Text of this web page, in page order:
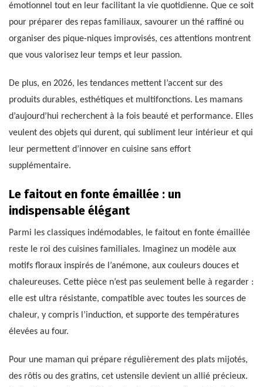
émotionnel tout en leur facilitant la vie quotidienne. Que ce soit
pour préparer des repas familiaux, savourer un thé raffiné ou
organiser des pique-niques improvisés, ces attentions montrent
que vous valorisez leur temps et leur passion.
De plus, en 2026, les tendances mettent l’accent sur des
produits durables, esthétiques et multifonctions. Les mamans
d’aujourd’hui recherchent à la fois beauté et performance. Elles
veulent des objets qui durent, qui subliment leur intérieur et qui
leur permettent d’innover en cuisine sans effort
supplémentaire.
Le faitout en fonte émaillée : un
indispensable élégant
Parmi les classiques indémodables, le faitout en fonte émaillée
reste le roi des cuisines familiales. Imaginez un modèle aux
motifs floraux inspirés de l’anémone, aux couleurs douces et
chaleureuses. Cette pièce n’est pas seulement belle à regarder :
elle est ultra résistante, compatible avec toutes les sources de
chaleur, y compris l’induction, et supporte des températures
élevées au four.
Pour une maman qui prépare régulièrement des plats mijotés,
des rôtis ou des gratins, cet ustensile devient un allié précieux.